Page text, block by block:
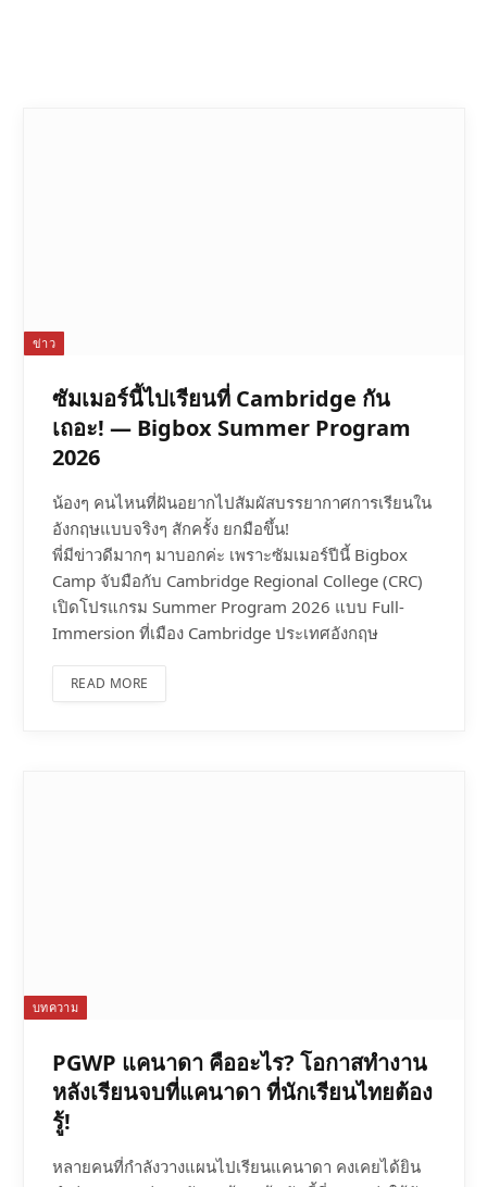
ข่าว
ซัมเมอร์นี้ไปเรียนที่ Cambridge กัน
เถอะ! — Bigbox Summer Program
2026
น้องๆ คนไหนที่ฝันอยากไปสัมผัสบรรยากาศการเรียนใน
อังกฤษแบบจริงๆ สักครั้ง ยกมือขึ้น!
พี่มีข่าวดีมากๆ มาบอกค่ะ เพราะซัมเมอร์ปีนี้ Bigbox
Camp จับมือกับ Cambridge Regional College (CRC)
เปิดโปรแกรม Summer Program 2026 แบบ Full-
Immersion ที่เมือง Cambridge ประเทศอังกฤษ
READ MORE
บทความ
PGWP แคนาดา คืออะไร? โอกาสทำงาน
หลังเรียนจบที่แคนาดา ที่นักเรียนไทยต้อง
รู้!
หลายคนที่กำลังวางแผนไปเรียนแคนาดา คงเคยได้ยิน